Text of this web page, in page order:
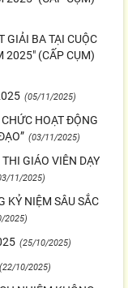
GIẢI BA TẠI CUỘC
2025" (CẤP CỤM)
(05/11/2025)
HOẠT ĐỘNG
(03/11/2025)
GIÁO VIÊN DẠY
11/2025)
KỶ NIỆM SÂU SẮC
2025)
(25/10/2025)
(22/10/2025)